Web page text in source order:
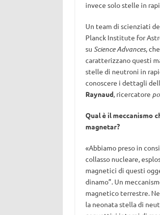
invece solo stelle in
Un team di scienziati
Planck Institute for
su Science Advances,
caratterizzano questi
stelle di neutroni in
conoscere i dettagli
Raynaud, ricercatore
Qual è il meccanismo
magnetar?
«Abbiamo preso in
collasso nucleare,
magnetici di questi
dinamo”. Un
magnetico terrestre.
la neonata stella di